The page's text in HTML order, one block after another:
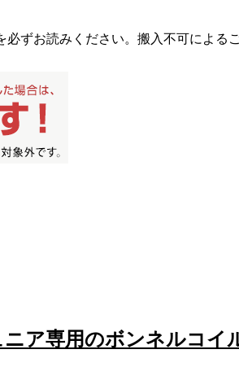
必ずお読みください。搬入不可による
ア専用のボンネルコイ